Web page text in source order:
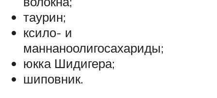
таурин;
ксило- и
маннаноолигосахариды;
юкка Шидигера;
шиповник.